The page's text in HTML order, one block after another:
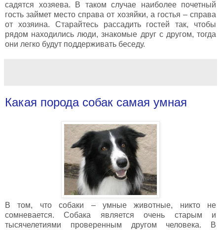
садятся хозяева. В таком случае наиболее почетный
гость займет место справа от хозяйки, а гостья – справа
от хозяина. Старайтесь рассадить гостей так, чтобы
рядом находились люди, знакомые друг с другом, тогда
они легко будут поддерживать беседу.
Какая порода собак самая умная
В том, что собаки – умные животные, никто не
сомневается. Собака является очень старым и
тысячелетиями проверенным другом человека. В